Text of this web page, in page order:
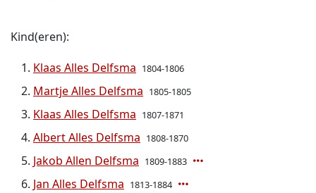
Kind(eren):
Klaas Alles Delfsma 1804-1806
Martje Alles Delfsma 1805-1805
Klaas Alles Delfsma 1807-1871
Albert Alles Delfsma 1808-1870
Jakob Allen Delfsma 1809-1883
Jan Alles Delfsma 1813-1884